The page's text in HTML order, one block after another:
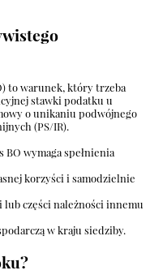
to warunek, który trzeba
stawki podatku u
o unikaniu podwójnego
(PS/IR).
BO wymaga spełnienia
korzyści i samodzielnie
lub części należności innemu
w kraju siedziby.